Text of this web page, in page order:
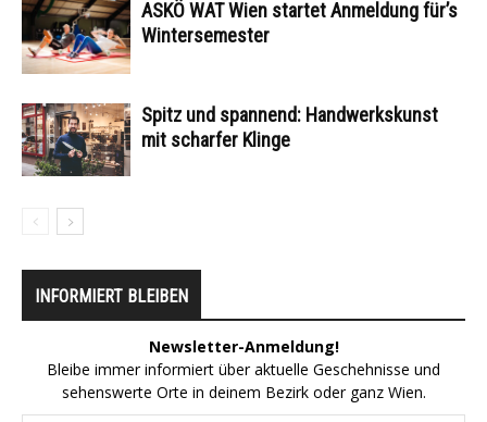
ASKÖ WAT Wien startet Anmeldung für’s
Wintersemester
Spitz und spannend: Handwerkskunst
mit scharfer Klinge
INFORMIERT BLEIBEN
Newsletter-Anmeldung!
Bleibe immer informiert über aktuelle Geschehnisse und
sehenswerte Orte in deinem Bezirk oder ganz Wien.